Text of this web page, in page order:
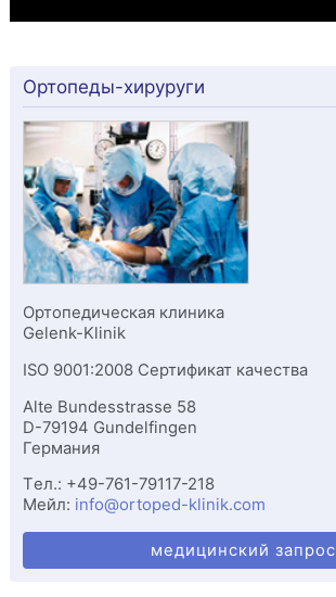
Ортопеды-хируруги
Ортопедическая клиника
Gelenk-Klinik
ISO 9001:2008 Сертификат качества
Alte Bundesstrasse 58
D-79194 Gundelfingen
Германия
Tел.: +49-761-79117-218
Мейл: info@ortoped-klinik.com
медицинский запрос